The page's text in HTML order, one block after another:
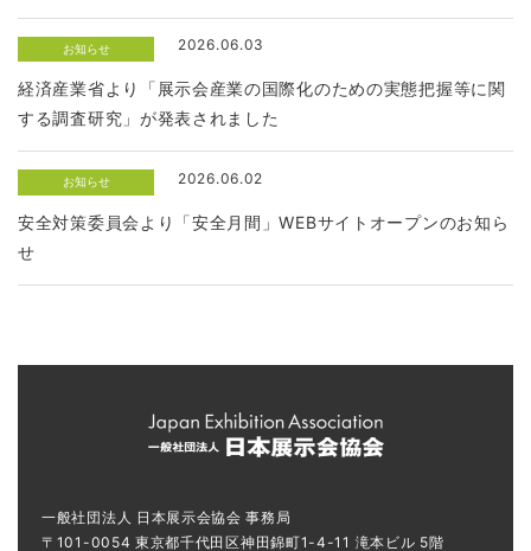
お知らせ 2026.06.03
経済産業省より「展示会産業の国際化のための実態把握等に関
する調査研究」が発表されました
お知らせ 2026.06.02
安全対策委員会より「安全月間」WEBサイトオープンのお知ら
せ
一般社団法人 日本展示会協会 事務局
〒101-0054 東京都千代田区神田錦町1-4-11 滝本ビル 5階